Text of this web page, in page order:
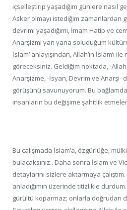
içselleştirip yaşadığım günlere nasıl
Asker olmayı istediğim zamanlardan
devrimi yaşadığımı, İmam Hatip ve
Anarşizmi yan yana soluduğum
İslam’ anlayışından, Allah’ın İslam’ı ile
göreceksiniz. Geldiğim noktada, -
Anarşizme, -İsyan, Devrim ve Anarşi-
görüşünü savunuyorum. Bu
insanların bu değişime şahitlik
Bu çalışmada İslam’a, özgürlüğe,
bulacaksınız.. Daha sonra İslam ve
detaylarını sizlere aktarmaya
anladığımın üzerinde titizlikle
gürültü koparmaz; onlarla doğrudan